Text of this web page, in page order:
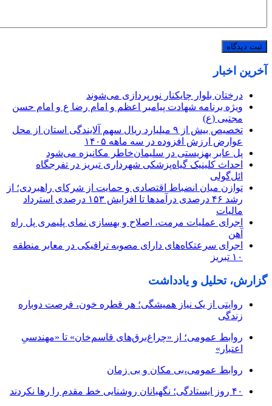
آخرین اخبار
درختان بلوار چایکنار نورپردازی می‌شوند
ویژه برنامه شهادت پیامبر اعظم و امام رضا ع و امام حسن
مجتبی (ع)
تخصیص بیش از ۹ میلیارد ریال سهم آلایندگی استان از محل
عوارض ارزش افزوده در سه ماهه ۱۴۰۵
پل عابر بهزیستی در سلیمان‌خاطر مکانیزه می‌شود
احداث کلینیک گیاه‌پزشکی شهرداری تبریز در تفرجگاه
ائل‌گولی
توازن میان انضباط اقتصادی و حمایت از شرکای راهبردی؛ از
رشد ۴۶ درصدی درآمدها تا افزایش ۱۵۳ درصدی استرداد
مالیات
اجرای عملیات مرمت، اصلاح و بهسازی نمای پلیمری پل راه
آهن
اجرای سرعتکاه‌های دارای مصوبه ترافیکی در معابر منطقه
۱۰ تبریز
گزارش، تحلیل و یادداشت
روایتی از یک نیاز همیشگی؛ هر قطره خون، فرصت دوباره
زندگی
روابط عمومی؛ از «چراغ‌برق‌های قاسم‌خان» تا «مهندسیِ
اعتبار»
روابط عمومی،بی مکان و بی زمان
۴۰ روز ایستادگی؛ نگهبانان روشنایی خط مقدم را رها نکردند